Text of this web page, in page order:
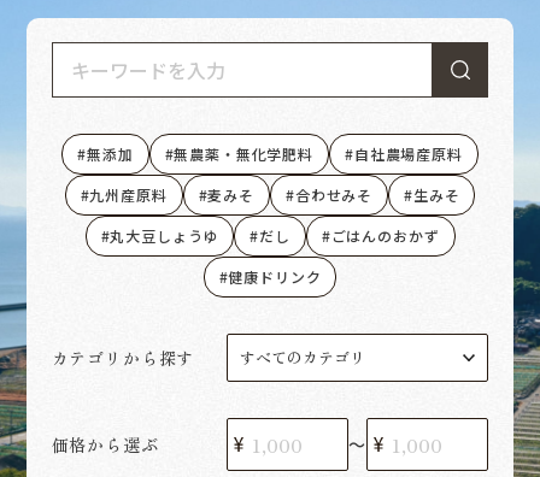
無添加 無農薬・無化学肥料
自社農場産原料
九州産原料
麦みそ 合わせみそ
生みそ
丸大豆しょうゆ
だし
ごはんのおかず
健康ドリンク
カテゴリから探す
価格から選ぶ 〜